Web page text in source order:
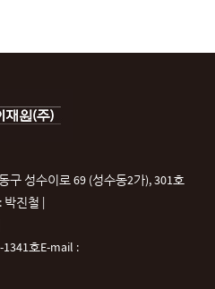
구 성수이로 69 (성수동2가), 301호
진철 |
1341호E-mail :